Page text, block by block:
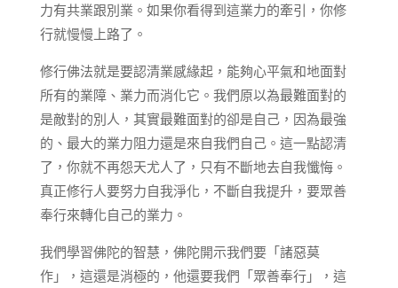
力有共業跟別業。如果你看得到這業力的牽引，你修
行就慢慢上路了。
修行佛法就是要認清業感緣起，能夠心平氣和地面對
所有的業障、業力而消化它。我們原以為最難面對的
是敵對的別人，其實最難面對的卻是自己，因為最強
的、最大的業力阻力還是來自我們自己。這一點認清
了，你就不再怨天尤人了，只有不斷地去自我懺悔。
真正修行人要努力自我淨化，不斷自我提升，要眾善
奉行來轉化自己的業力。
我們學習佛陀的智慧，佛陀開示我們要「諸惡莫
作」，這還是消極的，他還要我們「眾善奉行」，這